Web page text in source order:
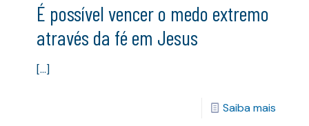
É possível vencer o medo extremo
através da fé em Jesus
[…]
Saiba mais